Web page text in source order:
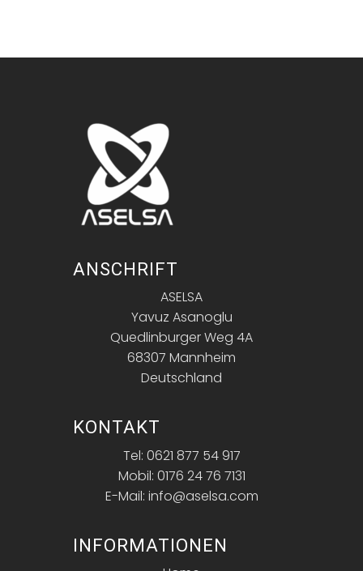
ANSCHRIFT
ASELSA
Yavuz Asanoglu
Quedlinburger Weg 4A
68307 Mannheim
Deutschland
KONTAKT
Tel: 0621 877 54 917
Mobil: 0176 24 76 7131
E-Mail: info@aselsa.com
INFORMATIONEN